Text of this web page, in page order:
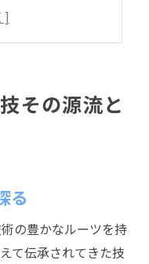
の物語
なぐ試み
静岡市の魅力
る活気
る地域の絆
コミュニティ
その源流と
る
の豊かなルーツを持
て伝承されてきた技